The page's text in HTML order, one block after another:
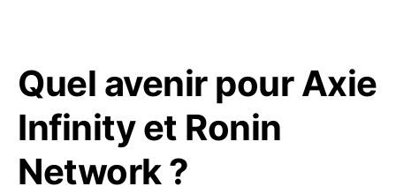
Quel avenir pour Axie
Infinity et Ronin
Network ?